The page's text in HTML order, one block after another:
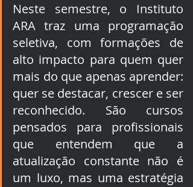
Neste semestre, o Instituto
ARA traz uma programação
seletiva, com formações de
alto impacto para quem quer
mais do que apenas aprender:
quer se destacar, crescer e ser
reconhecido. São cursos
pensados para profissionais
que entendem que a
atualização constante não é
um luxo, mas uma estratégia